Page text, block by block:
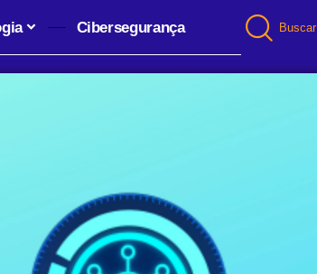
Cibersegurança Buscar